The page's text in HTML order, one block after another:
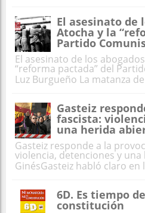
El asesinato de
Atocha y la
Partido
El asesinato de los
“reforma pactada” del
Luz Burgueño La matanza
Gasteiz
fascista:
una herida
Gasteiz responde a la
violencia, detenciones y
GinésGasteiz habló claro en
6D. Es tiempo
constitución